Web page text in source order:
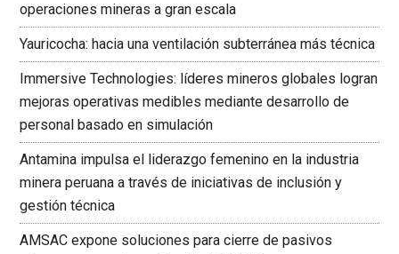
operaciones mineras a gran escala
Yauricocha: hacia una ventilación subterránea más técnica
Immersive Technologies: líderes mineros globales logran
mejoras operativas medibles mediante desarrollo de
personal basado en simulación
Antamina impulsa el liderazgo femenino en la industria
minera peruana a través de iniciativas de inclusión y
gestión técnica
AMSAC expone soluciones para cierre de pasivos